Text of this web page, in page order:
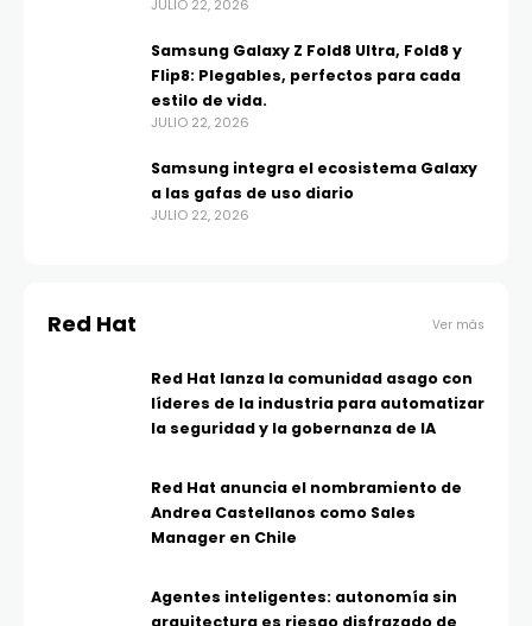
JULIO 22, 2026
Samsung Galaxy Z Fold8 Ultra, Fold8 y
Flip8: Plegables, perfectos para cada
estilo de vida.
JULIO 22, 2026
Samsung integra el ecosistema Galaxy
a las gafas de uso diario
JULIO 22, 2026
Red Hat Ver más
Red Hat lanza la comunidad asago con
líderes de la industria para automatizar
la seguridad y la gobernanza de IA
Red Hat anuncia el nombramiento de
Andrea Castellanos como Sales
Manager en Chile
Agentes inteligentes: autonomía sin